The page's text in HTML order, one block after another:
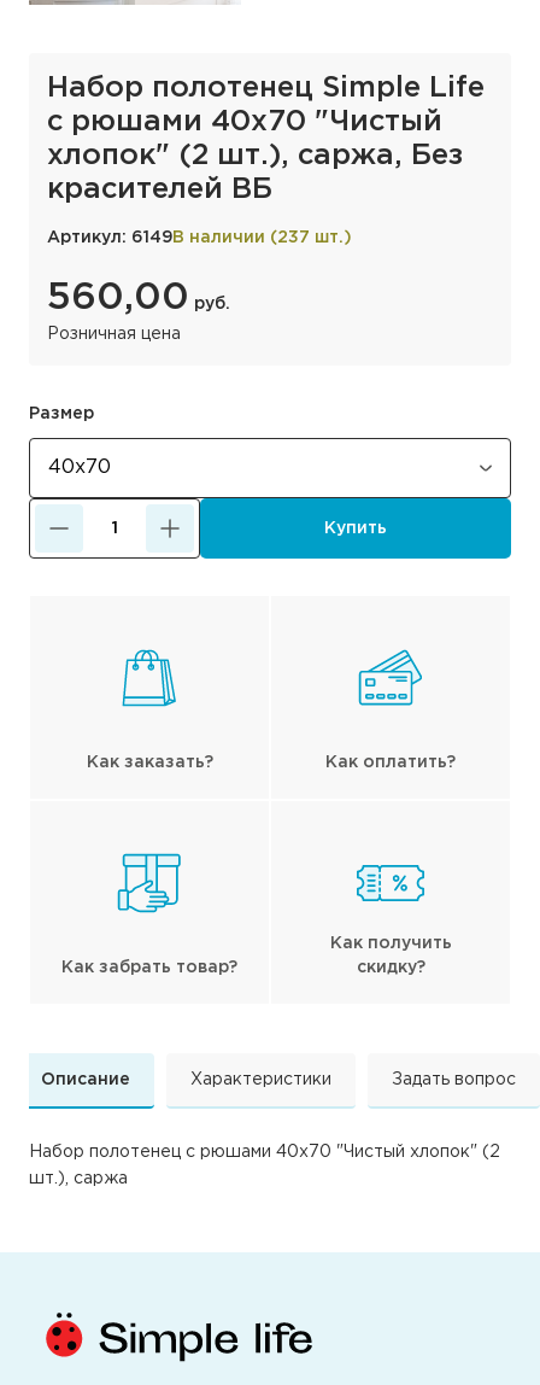
Набор полотенец Simple Life
с рюшами 40х70 "Чистый
хлопок" (2 шт.), саржа, Без
красителей ВБ
Артикул: 6149В наличии (237 шт.)
560,00 руб.
Розничная цена
Размер
Купить
Как заказать? Как оплатить?
Как забрать товар?
Как получить
скидку?
Описание Характеристики Задать вопрос
Набор полотенец с рюшами 40х70 "Чистый хлопок" (2
шт.), саржа